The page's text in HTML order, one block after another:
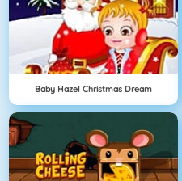
Baby Hazel Christmas Dream